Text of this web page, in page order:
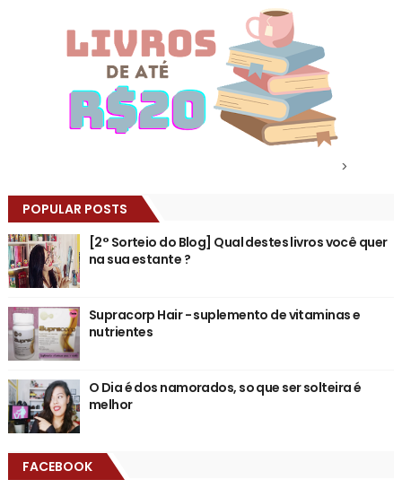
>
POPULAR POSTS
[2° Sorteio do Blog] Qual destes livros você quer
na sua estante ?
Supracorp Hair - suplemento de vitaminas e
nutrientes
O Dia é dos namorados, so que ser solteira é
melhor
FACEBOOK